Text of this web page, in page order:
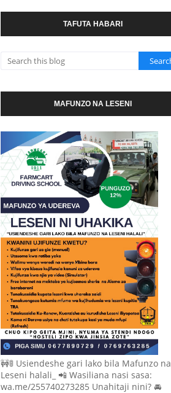
TAFUTA HABARI
MAFUNZO NA LESENI
🚧🚦 Usiendeshe gari lako bila Mafunzo na
Leseni halali_ 📲 Wasiliana nasi sasa:
wa.me/255740273285 Unahitaji nini? 🚘